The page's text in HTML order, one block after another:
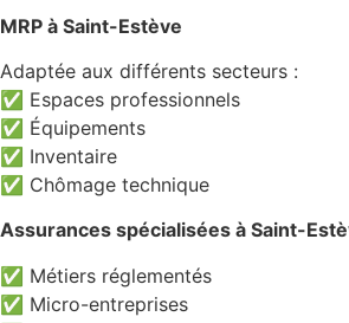
MRP à Saint-Estève
Adaptée aux différents secteurs :
✅ Espaces professionnels
✅ Équipements
✅ Inventaire
✅ Chômage technique
Assurances spécialisées à Saint-
✅ Métiers réglementés
✅ Micro-entreprises